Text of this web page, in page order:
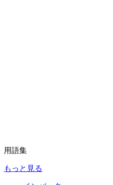
用語集
もっと見る